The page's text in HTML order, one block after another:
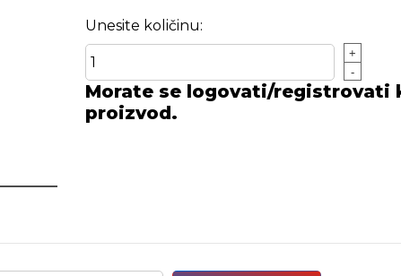
Unesite količinu:
+
-
Morate se logovati/registrovati
proizvod.